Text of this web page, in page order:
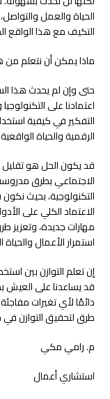
الحياة والعمل
التكيف مع هذا الواقع
ماذا يمكن أن نتعلم من
حتى وإن لم يحدث هذا
اعتمادنا على
التفكير في كيفية
الرقمية والحياة
قد يكون الحل هو تقليل
الاجتماعي بطرق
التكنولوجية، بحيث
الاعتماد الكلي على
مهارات جديدة، وتعزيز
استمرار الأعمال
إن تعلم التوازن بين
قد يساعدنا على العيش
دائمًا لأي تغيرات
طرق لتحقيق التوازن في
م. رامي مكي
استشاري أعمال